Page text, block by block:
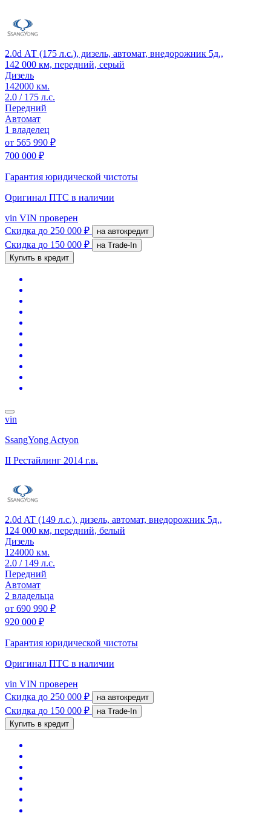
2.0d АТ (175 л.с.), дизель, автомат, внедорожник 5д.,
142 000 км, передний, серый
Дизель
142000 км.
2.0 / 175 л.с.
Передний
Автомат
1 владелец
от 565 990 ₽
700 000 ₽
Гарантия юридической чистоты
Оригинал ПТС в наличии
vin VIN проверен
Скидка до 250 000 ₽ на автокредит
Скидка до 150 000 ₽
на Trade-In
Купить в кредит
vin
SsangYong Actyon
II Рестайлинг 2014 г.в.
2.0d AT (149 л.с.), дизель, автомат, внедорожник 5д.,
124 000 км, передний, белый
Дизель
124000 км.
2.0 / 149 л.с.
Передний
Автомат
2 владельца
от 690 990 ₽
920 000 ₽
Гарантия юридической чистоты
Оригинал ПТС в наличии
vin VIN проверен
Скидка до 250 000 ₽ на автокредит
Скидка до 150 000 ₽
на Trade-In
Купить в кредит